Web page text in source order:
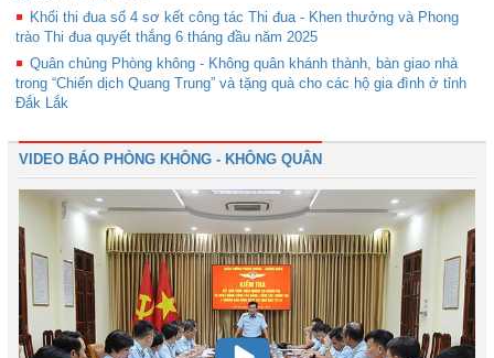
Khối thi đua số 4 sơ kết công tác Thi đua - Khen thưởng và Phong
trào Thi đua quyết thắng 6 tháng đầu năm 2025
Quân chủng Phòng không - Không quân khánh thành, bàn giao nhà
trong “Chiến dịch Quang Trung” và tặng quà cho các hộ gia đình ở tỉnh
Đắk Lắk
VIDEO BÁO PHÒNG KHÔNG - KHÔNG QUÂN